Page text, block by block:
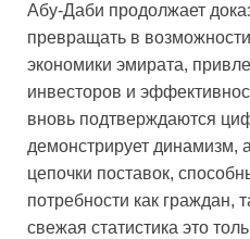
Абу‑Даби продолжает
превращать в
экономики эмирата,
инвесторов и
вновь подтверждаются
демонстрирует динамизм,
цепочки поставок,
потребности как граждан,
свежая статистика это